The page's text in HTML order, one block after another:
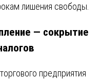
лишения свободы.
— сокрытие
предприятия